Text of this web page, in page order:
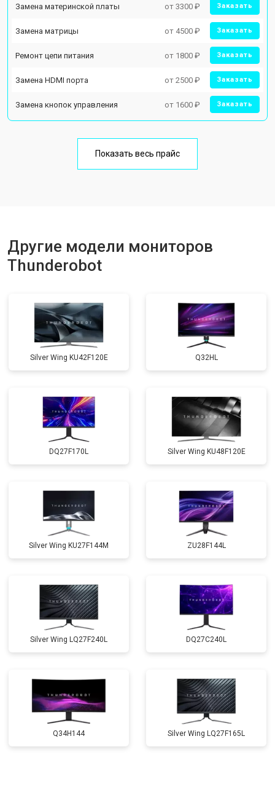
Замена материнской платы от 3300 ₽ Заказать
Замена матрицы от 4500 ₽ Заказать
Ремонт цепи питания от 1800 ₽ Заказать
Замена HDMI порта от 2500 ₽ Заказать
Замена кнопок управления от 1600 ₽ Заказать
Показать весь прайс
Другие модели мониторов
Thunderobot
Silver Wing KU42F120E Q32HL
DQ27F170L Silver Wing KU48F120E
Silver Wing KU27F144M ZU28F144L
Silver Wing LQ27F240L DQ27C240L
Q34H144 Silver Wing LQ27F165L